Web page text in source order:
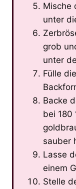
Mische
unter
grob
unter
Fülle
Backe
bei 180
sauber
Lasse
einem
Stelle